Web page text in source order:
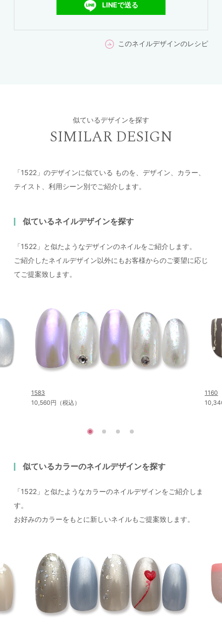
LINEで送る
このネイルデザインのレシピ
似ているデザインを探す
SIMILAR DESIGN
「1522」のデザインに似ている ものを、デザイン、カラー、
テイスト、利用シーン別でご紹介します。
似ているネイルデザインを探す
「1522」と似たようなデザインのネイルをご紹介します。
ご紹介したネイルデザイン以外にもお客様からのご要望に応じ
てご提案致します。
1583
10,560円（税込）
1160
似ているカラーのネイルデザインを探す
「1522」と似たようなカラーのネイルデザインをご紹介しま
す。
お好みのカラーをもとに新しいネイルもご提案致します。